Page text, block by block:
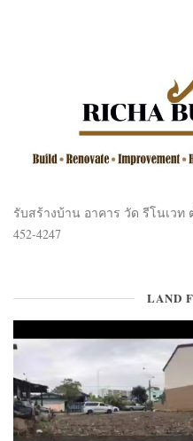
รับสร้างบ้าน อาคาร วัด รีโนเวท
452-4247
LAND